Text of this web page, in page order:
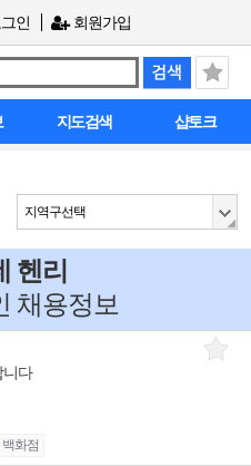
인 회원가입
지도검색 샵토크
지역구선택
헨리
채용정보
니다
백화점